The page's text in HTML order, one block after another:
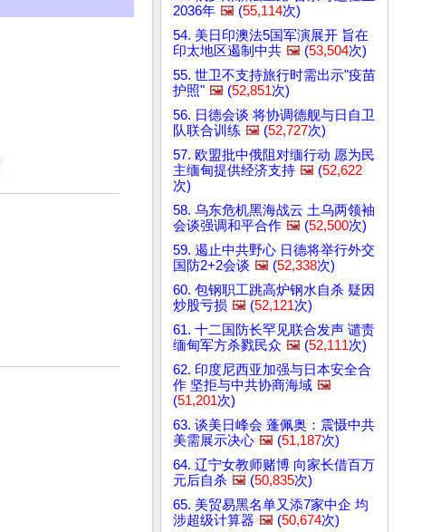
2036年 🖼️ (55,114次)
54. 美日印澳法5国军演展开 旨在
印太地区遏制中共 🖼️ (53,504次)
55. 世卫不支持旅行时需出示"疫苗
护照" 🖼️ (52,851次)
56. 日德会谈 将协调德舰与日自卫
队联合训练 🖼️ (52,727次)
57. 欧盟批中俄阻对缅行动 愿为民
主缅甸提供经济支持 🖼️ (52,622
次)
58. 乌东危机黑海战云 土乌两领袖
会谈强调和平合作 🖼️ (52,500次)
59. 遏止中共野心 日德将举行外交
国防2+2会谈 🖼️ (52,338次)
60. 包钢职工跳高炉钢水自杀 疑因
炒股亏损 🖼️ (52,121次)
61. 十二国防长罕见联合发声 谴责
缅甸军方杀戮民众 🖼️ (52,111次)
62. 印度尼西亚加强与日本安全合
作 坚拒与中共协商海域 🖼️
(51,201次)
63. 谈美日峰会 蓬佩奥：震慑中共
美需展示决心 🖼️ (51,187次)
64. 辽宁女教师赌博 向家长借百万
元后自杀 🖼️ (50,835次)
65. 美贸易黑名单又添7家中企 均
涉超级计算器 🖼️ (50,674次)